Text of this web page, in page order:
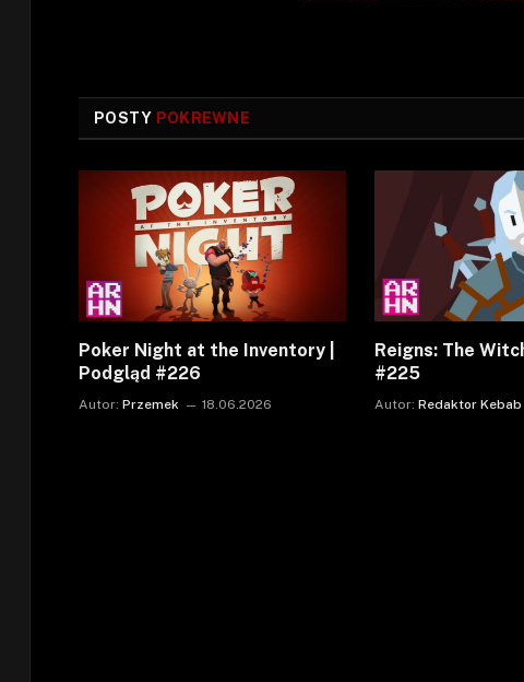
POSTY POKREWNE
Poker Night at the Inventory |
Podgląd #226
Autor: Przemek 18.06.2026
Reigns: The
#225
Autor: Redaktor Kebab